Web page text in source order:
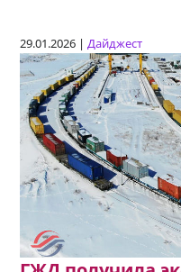
29.01.2026 |Дайджест